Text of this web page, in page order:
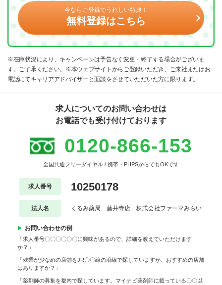
今ならご登録でうれしい特典！
無料登録はこちら
※在庫状況により、キャンペーンは予告なく変更・終了する場合がございま
す。ご了承ください。※本ウェブサイトからご登録いただき、ご来社またはお
電話にてキャリアアドバイザーと面談をさせていただいた方に限ります。
求人についてのお問い合わせは
お電話でも受け付けております
0120-866-153
全国共通フリーダイヤル / 携帯・PHPSからでもOKです
求人番号 10250178
法人名 くるみ薬局 藤井寺店 株式会社ファーマみらい
お問い合わせの例
「求人番号〇〇〇〇〇〇に興味があるので、詳細を教えていただけます
か？」
「残業が少なめの店舗をJR〇〇線の沿線で探していますが、おすすめの店舗
はありますか？」
「薬剤師の募集を都内で探しています。マイナビ薬剤師に載っている〇〇以